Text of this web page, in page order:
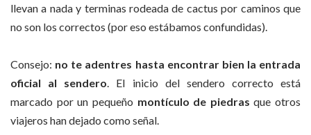
llevan a nada y terminas rodeada de cactus por caminos que
no son los correctos (por eso estábamos confundidas).
Consejo: no te adentres hasta encontrar bien la entrada
oficial al sendero. El inicio del sendero correcto está
marcado por un pequeño montículo de piedras que otros
viajeros han dejado como señal.